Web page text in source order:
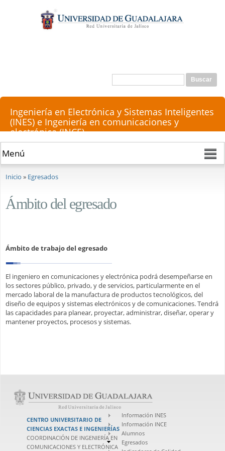
contenido
principal
Formulario de búsqueda
Buscar
Ingeniería en Electrónica y Sistemas Inteligentes
(INES) e Ingeniería en comunicaciones y
electrónica (INCE)
Inicio » Egresados
Ámbito del egresado
Ámbito de trabajo del egresado
El ingeniero en comunicaciones y electrónica podrá desempeñarse en
los sectores público, privado, y de servicios, particularmente en el
mercado laboral de la manufactura de productos tecnológicos, del
diseño de equipos y sistemas electrónicos y de comunicaciones. Tendrá
las capacidades para planear, proyectar, administrar, diseñar, operar y
mantener proyectos, procesos y sistemas.
CENTRO UNIVERSITARIO DE
CIENCIAS EXACTAS E INGENIERÍAS
COORDINACIÓN DE INGENIERÍA EN
COMUNICACIONES Y ELECTRÓNICA
Información INES
Información INCE
Alumnos
Egresados